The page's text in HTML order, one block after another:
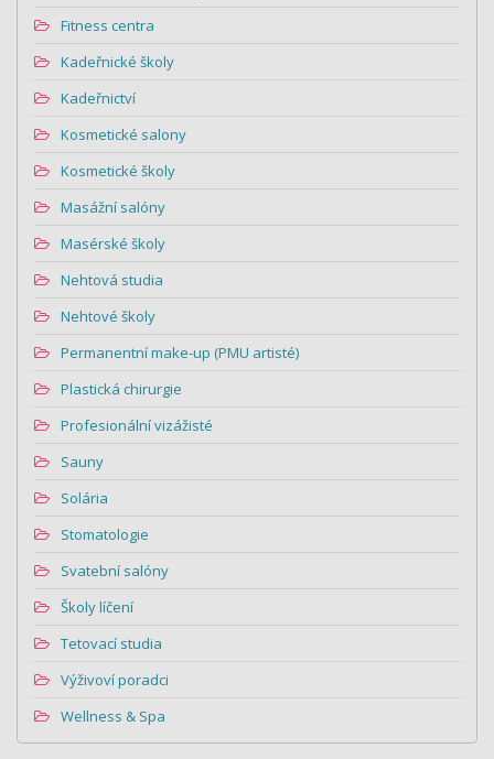
Fitness centra
Kadeřnické školy
Kadeřnictví
Kosmetické salony
Kosmetické školy
Masážní salóny
Masérské školy
Nehtová studia
Nehtové školy
Permanentní make-up (PMU artisté)
Plastická chirurgie
Profesionální vizážisté
Sauny
Solária
Stomatologie
Svatební salóny
Školy líčení
Tetovací studia
Výživoví poradci
Wellness & Spa